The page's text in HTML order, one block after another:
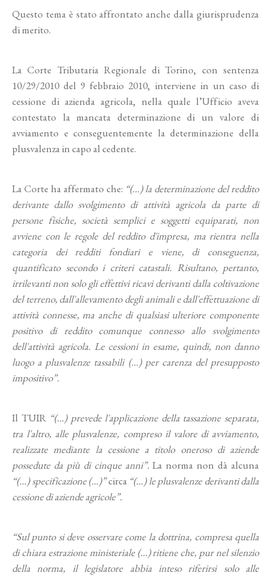
Questo tema è stato affrontato anche dalla giurisprudenza
di merito.
La Corte Tributaria Regionale di Torino, con sentenza
10/29/2010 del 9 febbraio 2010, interviene in un caso di
cessione di azienda agricola, nella quale l’Ufficio aveva
contestato la mancata determinazione di un valore di
avviamento e conseguentemente la determinazione della
plusvalenza in capo al cedente.
La Corte ha affermato che: “(…) la determinazione del reddito
derivante dallo svolgimento di attività agricola da parte di
persone fisiche, società semplici e soggetti equiparati, non
avviene con le regole del reddito d'impresa, ma rientra nella
categoria dei redditi fondiari e viene, di conseguenza,
quantificato secondo i criteri catastali. Risultano, pertanto,
irrilevanti non solo gli effettivi ricavi derivanti dalla coltivazione
del terreno, dall'allevamento degli animali e dall'effettuazione di
attività connesse, ma anche di qualsiasi ulteriore componente
positivo di reddito comunque connesso allo svolgimento
dell'attività agricola. Le cessioni in esame, quindi, non danno
luogo a plusvalenze tassabili (…) per carenza del presupposto
impositivo”.
Il TUIR “(…) prevede l'applicazione della tassazione separata,
tra l'altro, alle plusvalenze, compreso il valore di avviamento,
realizzate mediante la cessione a titolo oneroso di aziende
possedute da più di cinque anni”. La norma non dà alcuna
“(…) specificazione (…)”circa “(…) le plusvalenze derivanti dalla
cessione di aziende agricole”.
“Sul punto si deve osservare come la dottrina, compresa quella
di chiara estrazione ministeriale (…) ritiene che, pur nel silenzio
della norma, il legislatore abbia inteso riferirsi solo alle